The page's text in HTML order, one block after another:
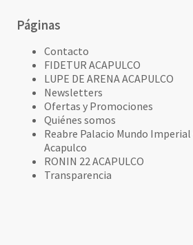
Páginas
Contacto
FIDETUR ACAPULCO
LUPE DE ARENA ACAPULCO
Newsletters
Ofertas y Promociones
Quiénes somos
Reabre Palacio Mundo
Acapulco
RONIN 22 ACAPULCO
Transparencia